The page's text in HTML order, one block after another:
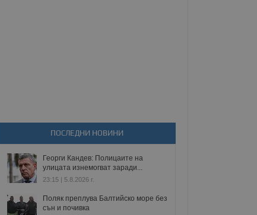
ПОСЛЕДНИ НОВИНИ
Георги Кандев: Полицаите на
улицата изнемогват заради...
23:15 | 5.8.2026 г.
Поляк преплува Балтийско море без
сън и почивка